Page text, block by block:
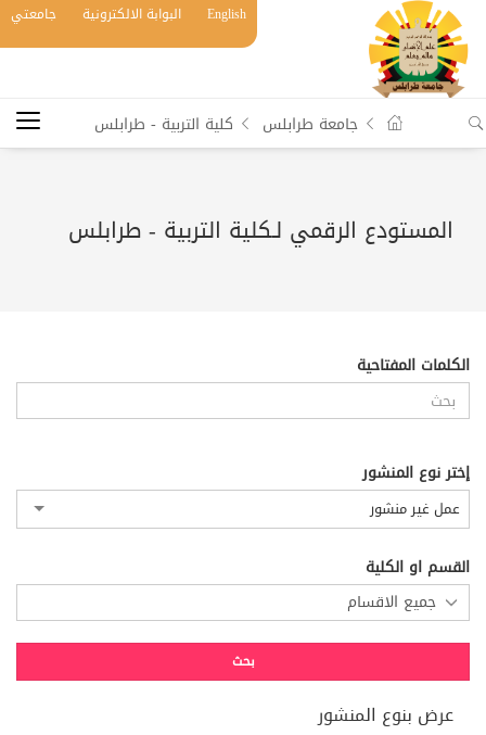
English البوابة الالكترونية جامعتي
جامعة طرابلس كلية التربية - طرابلس
المستودع الرقمي لـكلية التربية - طرابلس
الكلمات المفتاحية
إختر نوع المنشور
عمل غير منشور
القسم او الكلية
عرض بنوع المنشور